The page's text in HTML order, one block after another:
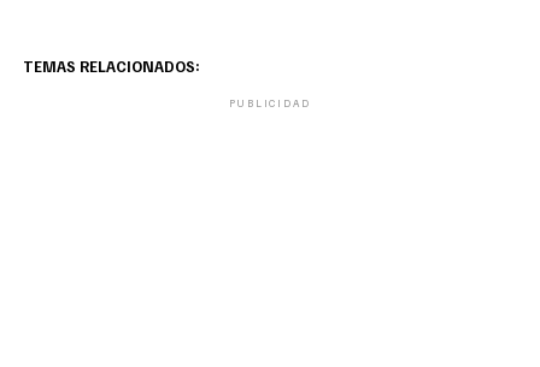
TEMAS RELACIONADOS:
PUBLICIDAD